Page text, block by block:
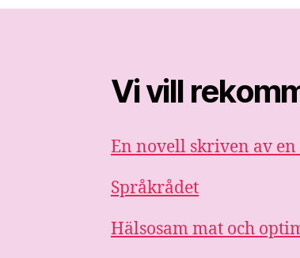
Vi vill
En novell skriven av en
Språkrådet
Hälsosam mat och